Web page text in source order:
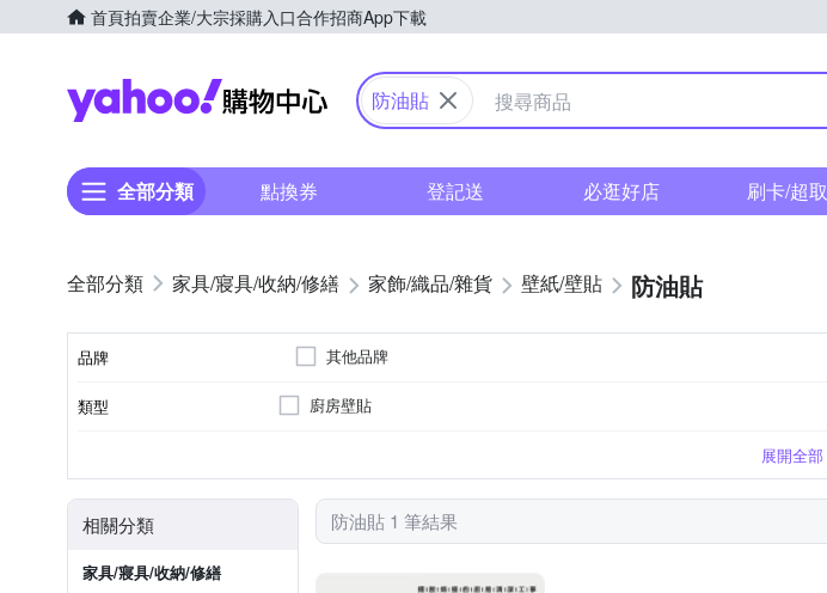
首頁拍賣企業/大宗採購入口合作招商App下載
Yahoo購物中心
防油貼
全部分類 點換券 登記送 必逛好店 刷卡/超取
家具/寢具/收納/修繕 家飾/織品/雜貨 壁紙/壁貼 防油貼
品牌 其他品牌
類型 廚房壁貼
展開全部
相關分類
家具/寢具/收納/修繕
防油貼 1 筆結果